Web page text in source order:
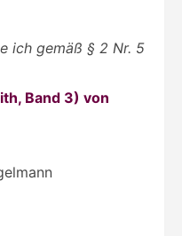
ich gemäß § 2 Nr. 5
Band 3) von